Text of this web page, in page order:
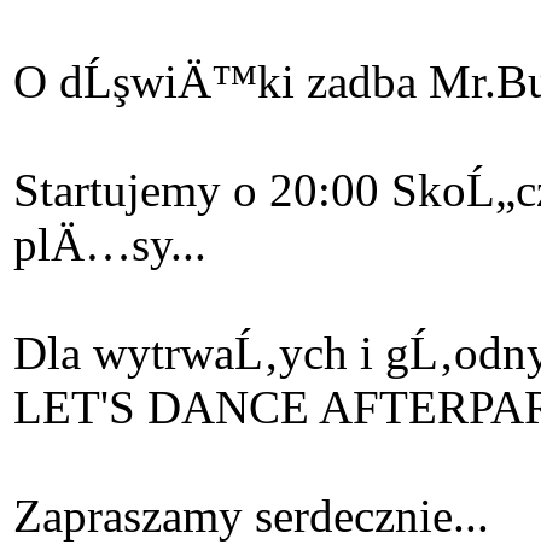
O dĹşwiÄ™ki zadba
Startujemy o 20:00
plÄ…sy...
Dla wytrwaĹ‚ych i
LET'S DANCE
Zapraszamy serdecznie...